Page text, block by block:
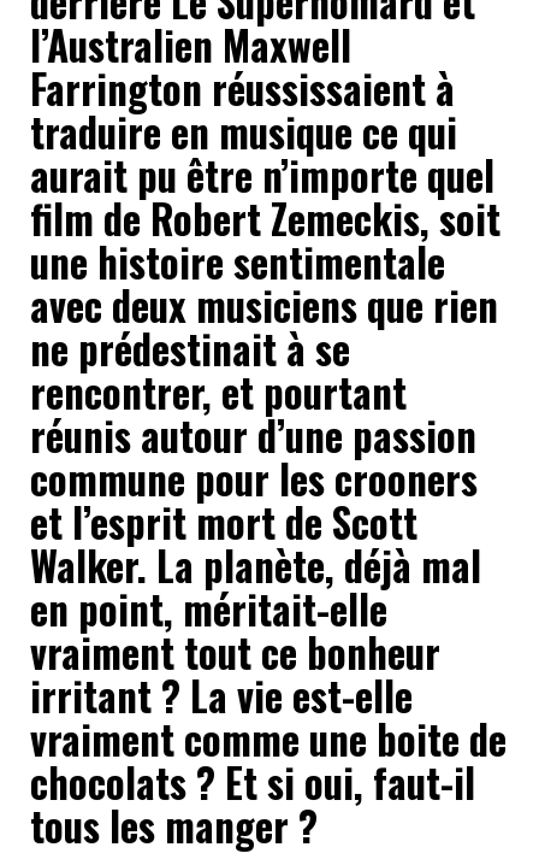
l’Australien Maxwell
Farrington réussissaient à
traduire en musique ce qui
aurait pu être n’importe quel
film de Robert Zemeckis, soit
une histoire sentimentale
avec deux musiciens que rien
ne prédestinait à se
rencontrer, et pourtant
réunis autour d’une passion
commune pour les crooners
et l’esprit mort de Scott
Walker. La planète, déjà mal
en point, méritait-elle
vraiment tout ce bonheur
irritant ? La vie est-elle
vraiment comme une boite de
chocolats ? Et si oui, faut-il
tous les manger ?